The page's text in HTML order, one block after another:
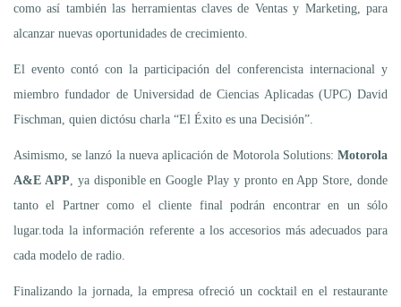
como así también las herramientas claves de Ventas y Marketing, para
alcanzar nuevas oportunidades de crecimiento.
El evento contó con la participación del conferencista internacional y
miembro fundador de Universidad de Ciencias Aplicadas (UPC) David
Fischman, quien dictósu charla “El Éxito es una Decisión”.
Asimismo, se lanzó la nueva aplicación de Motorola Solutions: Motorola
A&E APP , ya disponible en Google Play y pronto en App Store, donde
tanto el Partner como el cliente final podrán encontrar en un sólo
lugar.toda la información referente a los accesorios más adecuados para
cada modelo de radio.
Finalizando la jornada, la empresa ofreció un cocktail en el restaurante